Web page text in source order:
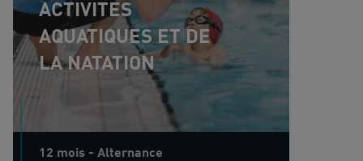
ACTIVITES
AQUATIQUES ET DE
LA NATATION
12 mois - Alternance